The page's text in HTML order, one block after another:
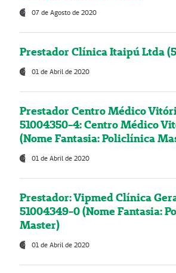
07 de Agosto de 2020
Prestador Clínica Itaipú Ltda
01 de Abril de 2020
Prestador Centro Médico
51004350-4: Centro Médico
(Nome Fantasia: Policlínica
01 de Abril de 2020
Prestador: Vipmed Clínica
51004349-0 (Nome Fantasia:
Master)
01 de Abril de 2020